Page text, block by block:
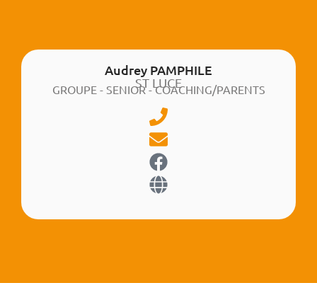
Audrey PAMPHILE
ST LUCE
GROUPE - SENIOR - COACHING/PARENTS